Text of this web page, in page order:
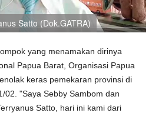
Satto (Dok.GATRA)
yang menamakan dirinya
Papua Barat, Organisasi Papua
keras pemekaran provinsi di
02. "Saya Sebby Sambom dan
Satto, hari ini kami dari